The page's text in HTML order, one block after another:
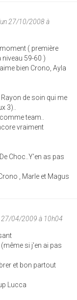
27/10/2008 à
( première
59-60 )
bien Crono, Ayla
de soin qui me
3)..
team..
vraiment
Choc..Y'en as pas
, Marle et Magus
27/04/2009 à 10h04
si j'en ai pas
et bon partout
Lucca